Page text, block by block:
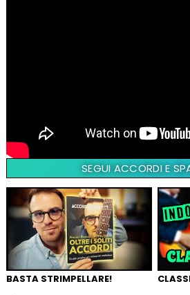
SEGUI ACCORDI E
BASTA STRIMPELLARE!